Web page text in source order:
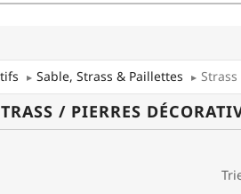
Sable, Strass & Paillettes
/ PIERRES